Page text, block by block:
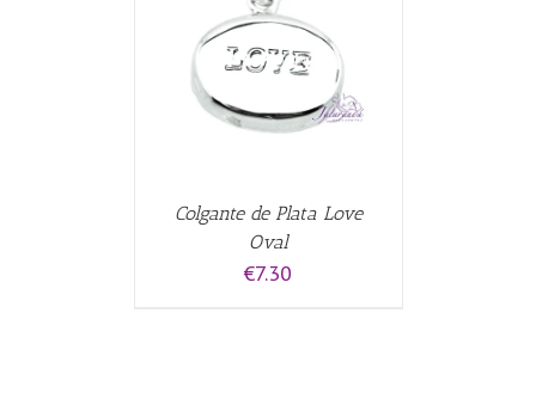
Colgante de Plata Love
Oval
€7.30